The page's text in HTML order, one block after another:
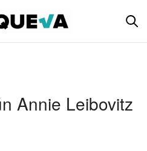
Annie Leibovitz